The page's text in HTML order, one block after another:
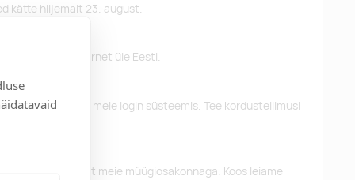
kätte hiljemalt 23. august.
tasuta tarnet üle Eesti.
tellimusi meie login süsteemis. Tee kordustellimusi
võtke ühendust meie müügiosakonnaga. Koos leiame